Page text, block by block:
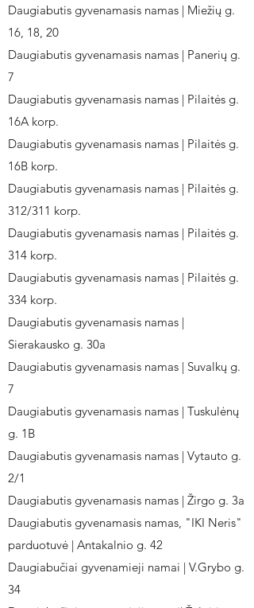
Daugiabutis gyvenamasis namas | Miežių g.
16, 18, 20
Daugiabutis gyvenamasis namas | Panerių g.
7
Daugiabutis gyvenamasis namas | Pilaitės g.
16A korp.
Daugiabutis gyvenamasis namas | Pilaitės g.
16B korp.
Daugiabutis gyvenamasis namas | Pilaitės g.
312/311 korp.
Daugiabutis gyvenamasis namas | Pilaitės g.
314 korp.
Daugiabutis gyvenamasis namas | Pilaitės g.
334 korp.
Daugiabutis gyvenamasis namas |
Sierakausko g. 30a
Daugiabutis gyvenamasis namas | Suvalkų g.
7
Daugiabutis gyvenamasis namas | Tuskulėnų
g. 1B
Daugiabutis gyvenamasis namas | Vytauto g.
2/1
Daugiabutis gyvenamasis namas | Žirgo g. 3a
Daugiabutis gyvenamasis namas, "IKI Neris"
parduotuvė | Antakalnio g. 42
Daugiabučiai gyvenamieji namai | V.Grybo g.
34